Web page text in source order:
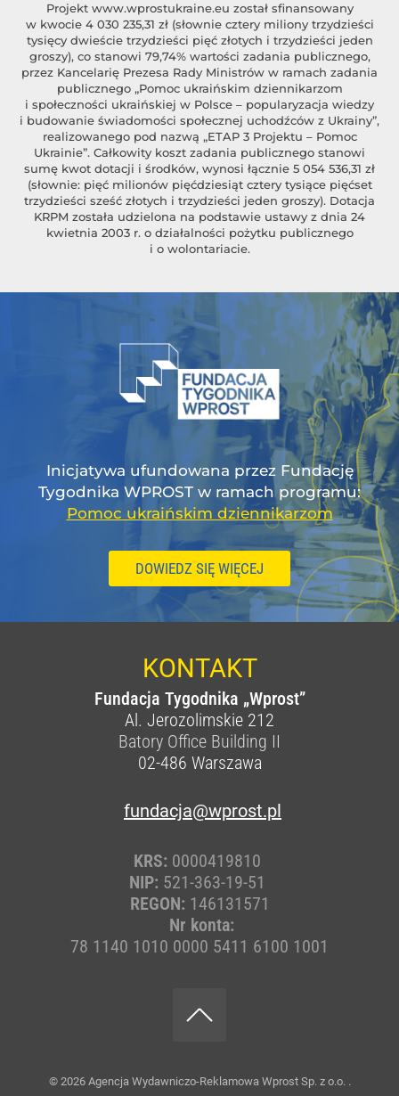
Projekt www.wprostukraine.eu został sfinansowany
w kwocie 4 030 235,31 zł (słownie cztery miliony trzydzieści
tysięcy dwieście trzydzieści pięć złotych i trzydzieści jeden
groszy), co stanowi 79,74% wartości zadania publicznego,
przez Kancelarię Prezesa Rady Ministrów w ramach zadania
publicznego „Pomoc ukraińskim dziennikarzom
i społeczności ukraińskiej w Polsce – popularyzacja wiedzy
i budowanie świadomości społecznej uchodźców z Ukrainy”,
realizowanego pod nazwą „ETAP 3 Projektu – Pomoc
Ukrainie”. Całkowity koszt zadania publicznego stanowi
sumę kwot dotacji i środków, wynosi łącznie 5 054 536,31 zł
(słownie: pięć milionów pięćdziesiąt cztery tysiące pięćset
trzydzieści sześć złotych i trzydzieści jeden groszy). Dotacja
KRPM została udzielona na podstawie ustawy z dnia 24
kwietnia 2003 r. o działalności pożytku publicznego
i o wolontariacie.
Inicjatywa ufundowana przez Fundację
Tygodnika WPROST w ramach programu:
Pomoc ukraińskim dziennikarzom
DOWIEDZ SIĘ WIĘCEJ
KONTAKT
Fundacja Tygodnika „Wprost”
Al. Jerozolimskie 212
Batory Office Building II
02-486 Warszawa
fundacja@wprost.pl
KRS: 0000419810
NIP: 521-363-19-51
REGON: 146131571
Nr konta:
78 1140 1010 0000 5411 6100 1001
© 2026 Agencja Wydawniczo-Reklamowa Wprost Sp. z o.o. .